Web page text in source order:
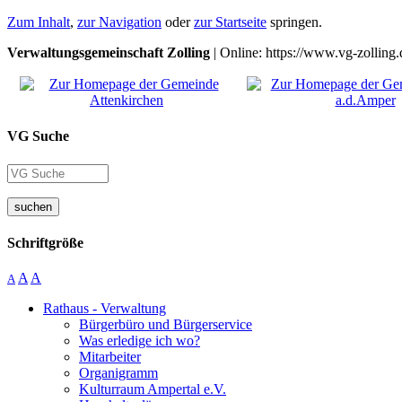
Zum Inhalt, zur Navigation oderzur Startseite springen.
Verwaltungsgemeinschaft Zolling | Online: https://www.vg-
VG Suche
suchen
Schriftgröße
A A A
Rathaus - Verwaltung
Bürgerbüro und Bürgerservice
Was erledige ich wo?
Mitarbeiter
Organigramm
Kulturraum Ampertal e.V.